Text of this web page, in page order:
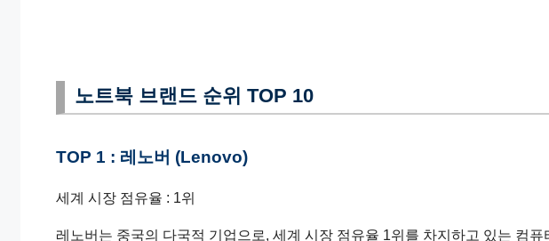
노트북 브랜드 순위 TOP 10
TOP 1 : 레노버 (Lenovo)
세계 시장 점유율 : 1위
레노버는 중국의 다국적 기업으로, 세계 시장 점유율 1위를 차지하고 있는 컴